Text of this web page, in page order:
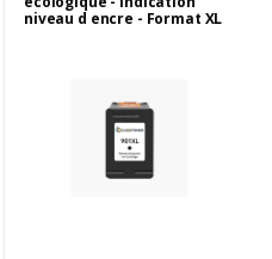
niveau d encre - Format XL